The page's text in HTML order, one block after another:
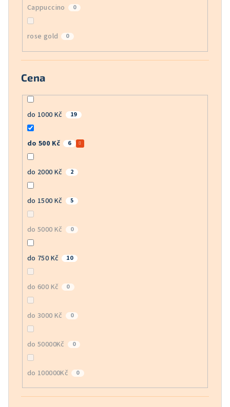
Cappuccino 0
rose gold 0
Cena
do 1000 Kč 19
do 500 Kč 6
do 2000 Kč 2
do 1500 Kč 5
do 5000 Kč 0
do 750 Kč 10
do 600 Kč 0
do 3000 Kč 0
do 50000Kč 0
do 100000Kč 0